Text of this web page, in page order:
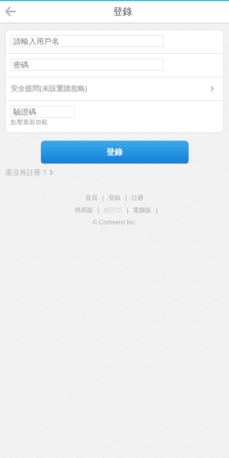
登錄
安全提問(未設置請忽略)
點擊重新加載
登錄
還沒有註冊？
首頁 登錄
註冊
簡易版
觸屏版 電腦版
© Comsenz Inc.